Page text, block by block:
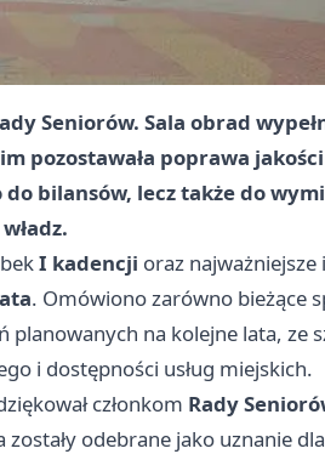
Seniorów. Sala obrad
pozostawała poprawa
bilansów, lecz także do
I kadencji oraz
. Omówiono zarówno bieżące
planowanych na kolejne lata, ze
i dostępności usług miejskich.
członkom Rady
odebrane jako uznanie